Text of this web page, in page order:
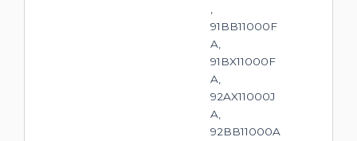
91BB11000F
A,
91BX11000F
A,
92AX11000J
A,
92BB11000A